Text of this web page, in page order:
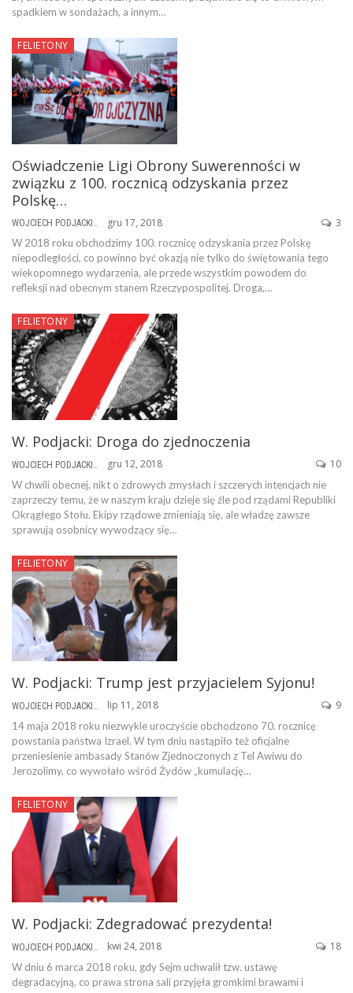
spadkiem w sondażach, a innym…
FELIETONY
Oświadczenie Ligi Obrony Suwerenności w
związku z 100. rocznicą odzyskania przez
Polskę…
WOJCIECH PODJACKI gru 17, 2018 3
W 2018 roku obchodzimy 100. rocznicę odzyskania przez Polskę
niepodległości, co powinno być okazją nie tylko do świętowania tego
wiekopomnego wydarzenia, ale przede wszystkim powodem do
refleksji nad obecnym stanem Rzeczypospolitej. Droga,…
FELIETONY
W. Podjacki: Droga do zjednoczenia
gru 12, 2018 10
W chwili obecnej, nikt o zdrowych zmysłach i szczerych intencjach nie
zaprzeczy temu, że w naszym kraju dzieje się źle pod rządami Republiki
Okrągłego Stołu. Ekipy rządowe zmieniają się, ale władzę zawsze
sprawują osobnicy wywodzący się…
FELIETONY
W. Podjacki: Trump jest przyjacielem Syjonu!
lip 11, 2018 9
14 maja 2018 roku niezwykle uroczyście obchodzono 70. rocznicę
powstania państwa Izrael. W tym dniu nastąpiło też oficjalne
przeniesienie ambasady Stanów Zjednoczonych z Tel Awiwu do
Jerozolimy, co wywołało wśród Żydów „kumulację…
FELIETONY
W. Podjacki: Zdegradować prezydenta!
WOJCIECH PODJACKI kwi 24, 2018 18
W dniu 6 marca 2018 roku, gdy Sejm uchwalił tzw. ustawę
degradacyjną, co prawa strona sali przyjęła gromkimi brawami i